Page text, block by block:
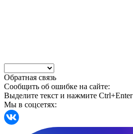
Обратная связь
Сообщить об ошибке на сайте:
Выделите текст и нажмите Ctrl+Enter
Мы в соцсетях: